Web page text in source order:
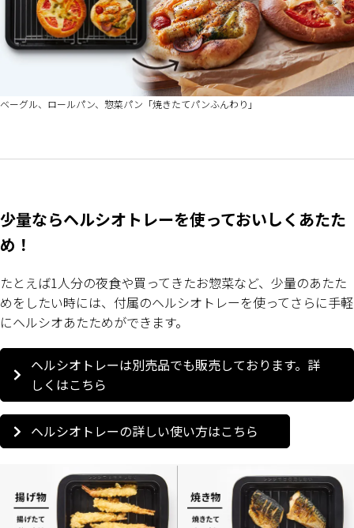
ベーグル、ロールパン、惣菜パン「焼きたてパンふんわり」
少量ならヘルシオトレーを使っておいしくあたた
め！
たとえば1人分の夜食や買ってきたお惣菜など、少量のあたた
めをしたい時には、付属のヘルシオトレーを使ってさらに手軽
にヘルシオあたためができます。
ヘルシオトレーは別売品でも販売しております。詳
しくはこちら
ヘルシオトレーの詳しい使い方はこちら